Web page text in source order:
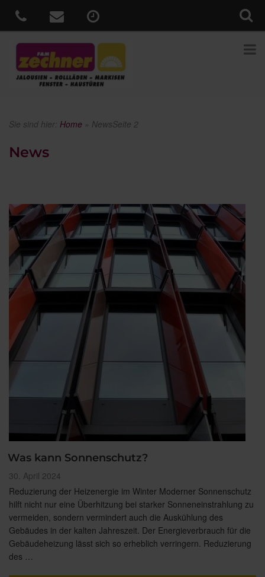
Sie sind hier: Home » NewsSeite 2
News
Was kann Sonnenschutz?
Veröffentlicht
am
30. April 2024
Reduzierung der Heizenergie im Winter Moderner Sonnenschutz
hilft nicht nur eine Überhitzung bei starker Sonneneinstrahlung zu
vermeiden, sondern vermindert auch die Auskühlung des
Gebäudes in der kalten Jahreszeit. Der Energieverbrauch für die
Gebäudeheizung lässt sich so erheblich verringern. Reduzierung
des …